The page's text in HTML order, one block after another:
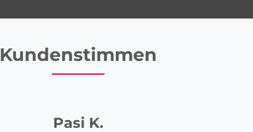
Kundenstimmen
Pasi K.